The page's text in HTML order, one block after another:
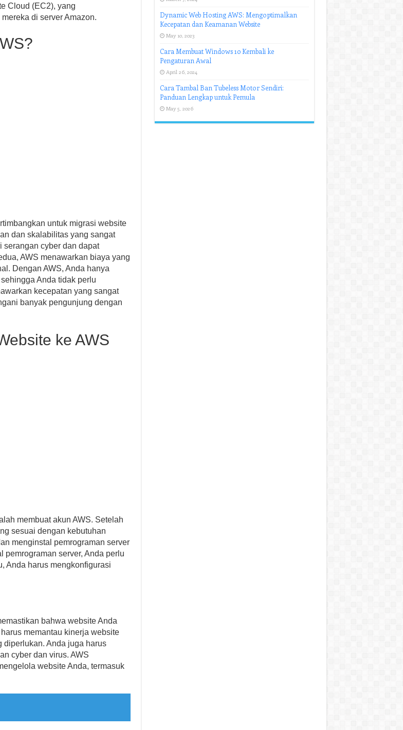
Cloud (EC2), yang
di server Amazon.
untuk migrasi website
dan skalabilitas yang sangat
serangan cyber dan dapat
AWS menawarkan biaya yang
Dengan AWS, Anda hanya
Anda tidak perlu
kecepatan yang sangat
banyak pengunjung dengan
ke AWS
membuat akun AWS. Setelah
sesuai dengan kebutuhan
menginstal pemrograman server
pemrograman server, Anda perlu
Anda harus mengkonfigurasi
bahwa website Anda
memantau kinerja website
diperlukan. Anda juga harus
cyber dan virus. AWS
website Anda, termasuk
Dynamic Web Hosting AWS: Mengoptimalkan
Kecepatan dan Keamanan Website
May 10, 2023
Cara Membuat Windows 10 Kembali ke
Pengaturan Awal
April 26, 2024
Cara Tambal Ban Tubeless Motor Sendiri:
Panduan Lengkap untuk Pemula
May 5, 2026